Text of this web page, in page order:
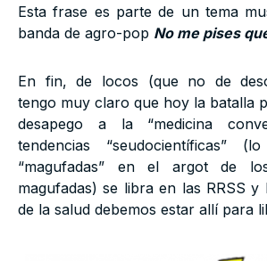
Esta frase es parte de un tema
banda de agro-pop No me pises
En fin, de locos (que no de
tengo muy claro que hoy la batalla
desapego a la “medicina
tendencias “seudocientíficas”
“magufadas” en el argot de
magufadas) se libra en las RRSS y
de la salud debemos estar allí para